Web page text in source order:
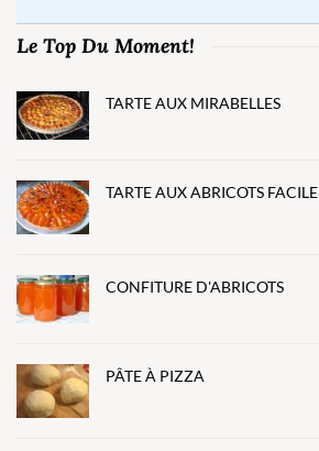
Le Top Du Moment!
TARTE AUX MIRABELLES
TARTE AUX ABRICOTS FACILE
CONFITURE D'ABRICOTS
PÂTE À PIZZA